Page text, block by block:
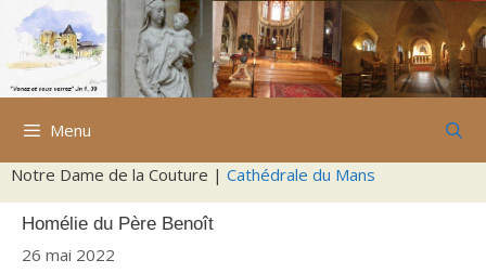
Aller
contenu
Menu
Notre Dame de la Couture | Cathédrale du Mans
Homélie du Père Benoît
26 mai 2022